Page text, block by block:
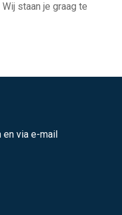
staan je graag te
via e-mail